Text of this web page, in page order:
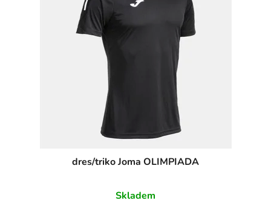
dres/triko Joma OLIMPIADA
Skladem